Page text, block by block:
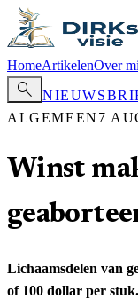
HomeArtikelenOver
search
ALGEMEEN 7
Winst
Lichaamsdelen van
of 100 dollar per